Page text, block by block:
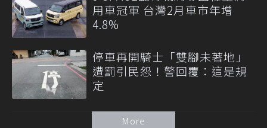
用車冠軍 台灣2月車市年增
4.8%
停車再開騎士「雙腳未著地」
遭罰引民怨！警回覆：這是規
定
More